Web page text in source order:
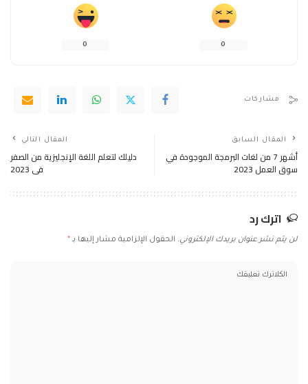
0
0
مشاركات
المقال السابق
أشهر 7 من لغات البرمجة الموجودة في
سوق العمل 2023
المقال التالي
دليلك لتعلم اللغة الإنجليزية من الصفر
فى 2023
اترك رد
لن يتم نشر عنوان بريدك الإلكتروني. الحقول الإلزامية مشار إليها بـ *